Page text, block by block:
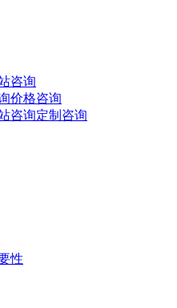
咨询
价格咨询
定制咨询
性